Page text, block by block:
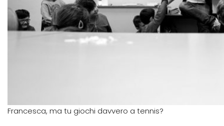
Francesca, ma tu giochi davvero a tennis?